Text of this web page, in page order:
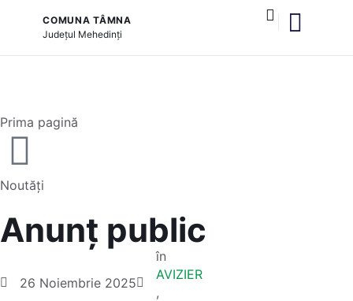
COMUNA TÂMNA
Județul Mehedinți
Prima pagină
Noutăți
Anunț public
26 Noiembrie 2025
în
AVIZIER
,